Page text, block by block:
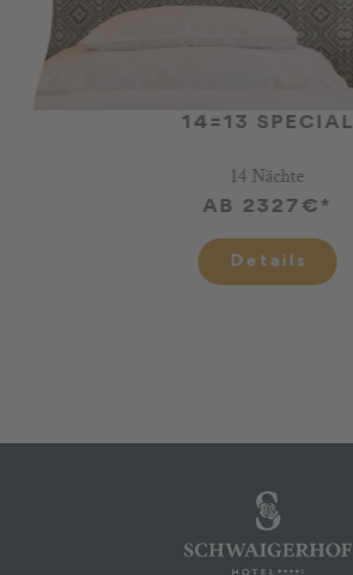
14=13 SPECIAL
14 Nächte
AB 2327€*
Details